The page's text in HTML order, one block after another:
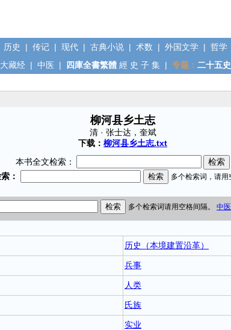
历史 | 传记 | 现代 | 古典小说 | 术数 | 外国文学 | 哲学
大藏经 | 中医 | 四庫全書繁體 經 史 子 集 | 专题： 二十五史
柳河县乡土志
清 · 张士达，奎斌
下载： 柳河县乡土志.txt
本书全文检索：
历史（本境建置沿革）
兵事
人类
氏族
实业